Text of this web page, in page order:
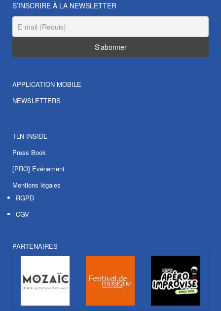
S’INSCRIRE À LA NEWSLETTER
APPLICATION MOBILE
NEWSLETTERS
TLN INSIDE
Press Book
[PRO] Evénement
Mentions légales
RGPD
CGV
PARTENAIRES